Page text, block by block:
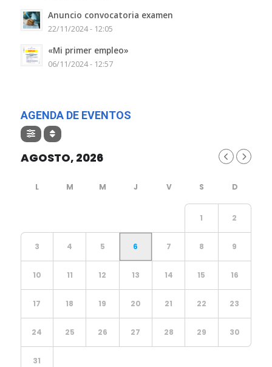
Anuncio convocatoria examen
22/11/2024 - 12:05
«Mi primer empleo»
06/11/2024 - 12:57
AGENDA DE EVENTOS
AGOSTO, 2026
1 2
3 4 5 6 7 8 9
10 11 12 13 14 15 16
17 18 19 20 21 22 23
24 25 26 27 28 29 30
31